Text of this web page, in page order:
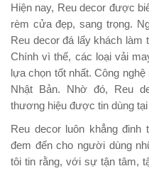
Hiện nay, Reu decor được
rèm cửa đẹp, sang trọng.
Reu decor đá lấy khách làm
Chính vì thế, các loại vải
lựa chọn tốt nhất. Công
Nhật Bản. Nhờ đó, Reu
thương hiệu được tin dùng
Reu decor luôn khẳng đinh
đem đến cho người dùng
tôi tin rằng, với sự tận tâm,